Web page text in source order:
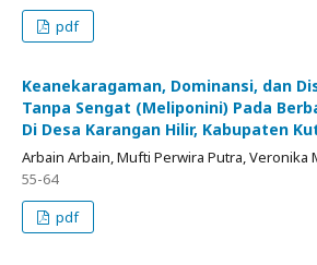
pdf
Keanekaragaman, Dominansi, dan
Tanpa Sengat (Meliponini) Pada
Di Desa Karangan Hilir, Kabupaten
Arbain Arbain, Mufti Perwira Putra, Veronika
55-64
pdf